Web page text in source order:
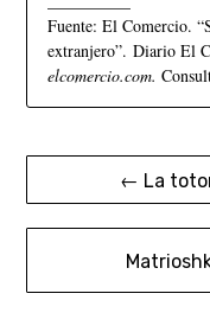
Fuente: El Comercio.
extranjero”. Diario El
elcomercio.com.
← La